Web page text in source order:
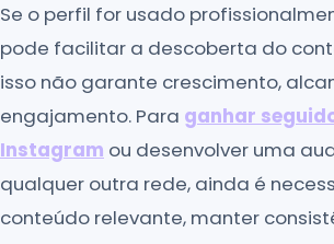
Se o perfil for usado
pode facilitar a descoberta do
isso não garante crescimento,
engajamento. Para ganhar
Instagram ou desenvolver uma
qualquer outra rede, ainda é
conteúdo relevante, manter